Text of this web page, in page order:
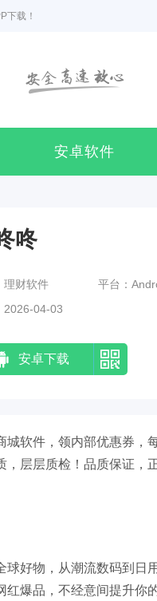
下载！
安卓软件
理财软件 平台：
2026-04-03
安卓下载
咚
城软件，领内部优惠券，
，层层质检！品质保证，
球好物，从潮流数码到
红爆品，不经意间提升你